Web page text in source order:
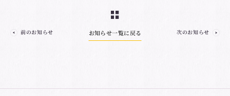
前のお知らせ お知らせ一覧に戻る 次のお知らせ